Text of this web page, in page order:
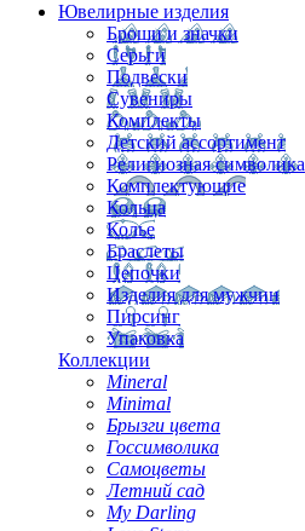
Ювелирные изделия
Броши и значки
Серьги
Подвески
Сувениры
Комплекты
Детский ассортимент
Религиозная символика
Комплектующие
Кольца
Колье
Браслеты
Цепочки
Изделия для мужчин
Пирсинг
Упаковка
Коллекции
Mineral
Minimal
Брызги цвета
Госсимволика
Самоцветы
Летний сад
My Darling